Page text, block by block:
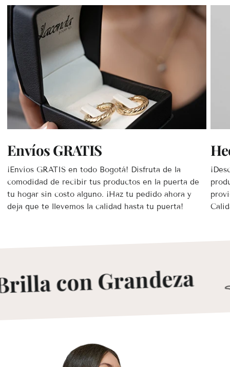
Envíos GRATIS
¡Envíos GRATIS en todo Bogotá! Disfruta de la
comodidad de recibir tus productos en la puerta de
tu hogar sin costo alguno. ¡Haz tu pedido ahora y
deja que te llevemos la calidad hasta tu puerta!
con Grandeza